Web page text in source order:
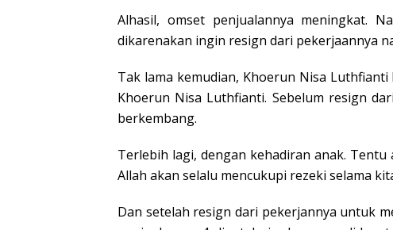
Alhasil, omset penjualannya meningkat.
dikarenakan ingin resign dari pekerjaannya
Tak lama kemudian, Khoerun Nisa
Khoerun Nisa Luthfianti. Sebelum resign
berkembang.
Terlebih lagi, dengan kehadiran anak.
Allah akan selalu mencukupi rezeki selama
Dan setelah resign dari pekerjannya untuk